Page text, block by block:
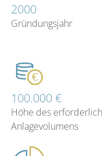
2000
Gründungsjahr
100.000 €
Höhe des
Anlagevolumens